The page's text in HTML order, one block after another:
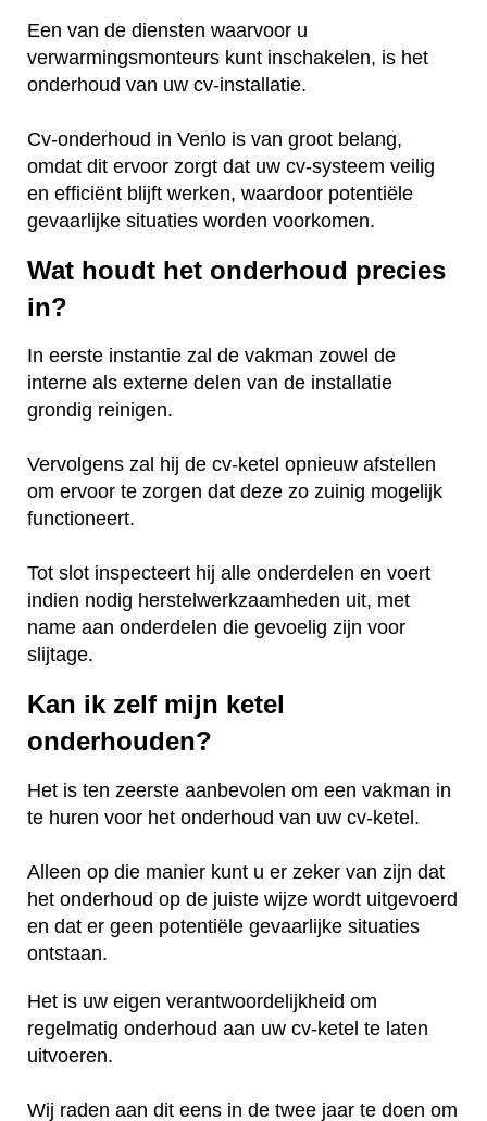
Een van de diensten waarvoor u
verwarmingsmonteurs kunt inschakelen, is het
onderhoud van uw cv-installatie.
Cv-onderhoud in Venlo is van groot belang,
omdat dit ervoor zorgt dat uw cv-systeem veilig
en efficiënt blijft werken, waardoor potentiële
gevaarlijke situaties worden voorkomen.
Wat houdt het onderhoud precies
in?
In eerste instantie zal de vakman zowel de
interne als externe delen van de installatie
grondig reinigen.
Vervolgens zal hij de cv-ketel opnieuw afstellen
om ervoor te zorgen dat deze zo zuinig mogelijk
functioneert.
Tot slot inspecteert hij alle onderdelen en voert
indien nodig herstelwerkzaamheden uit, met
name aan onderdelen die gevoelig zijn voor
slijtage.
Kan ik zelf mijn ketel
onderhouden?
Het is ten zeerste aanbevolen om een vakman in
te huren voor het onderhoud van uw cv-ketel.
Alleen op die manier kunt u er zeker van zijn dat
het onderhoud op de juiste wijze wordt uitgevoerd
en dat er geen potentiële gevaarlijke situaties
ontstaan.
Het is uw eigen verantwoordelijkheid om
regelmatig onderhoud aan uw cv-ketel te laten
uitvoeren.
Wij raden aan dit eens in de twee jaar te doen om